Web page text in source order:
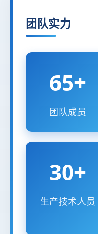
团队实力
65+
团队成员
30+
生产技术人员